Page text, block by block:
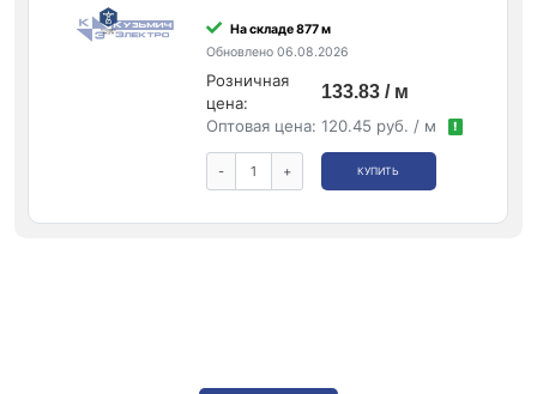
На складе 877 м
Обновлено 06.08.2026
Розничная
цена:
133.83 / м
Оптовая цена: 120.45 руб. / м !
- + КУПИТЬ